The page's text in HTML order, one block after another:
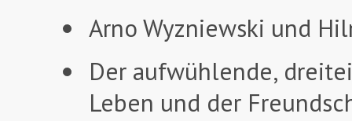
Arno Wyzniewski und
Der aufwühlende,
Leben und der